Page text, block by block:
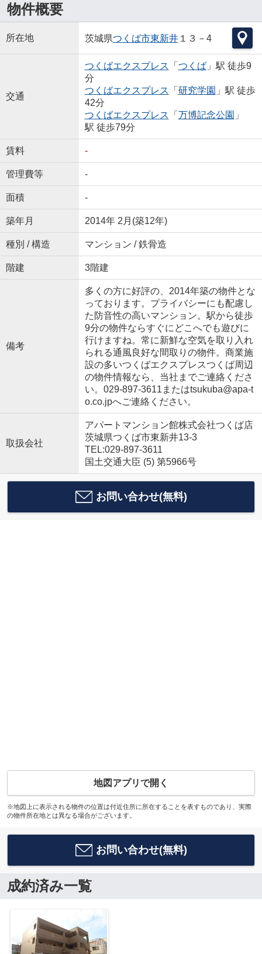
物件概要
所在地 茨城県つくば市東新井１３－4
交通
つくばエクスプレス 「 つくば」駅 徒歩9
分
つくばエクスプレス 「 研究学園 」駅 徒歩
42分
つくばエクスプレス 「 万博記念公園 」
駅 徒歩79分
賃料 -
管理費等 -
面積 -
築年月 2014年 2月(築12年)
種別 / 構造 マンション / 鉄骨造
階建 3階建
備考
多くの方に好評の、2014年築の物件とな
っております。プライバシーにも配慮し
た防音性の高いマンション。駅から徒歩
9分の物件ならすぐにどこへでも遊びに
行けますね。常に新鮮な空気を取り入れ
られる通風良好な間取りの物件。商業施
設の多いつくばエクスプレスつくば周辺
の物件情報なら、当社までご連絡くださ
い。029-897-3611またはtsukuba@apa-t
o.co.jpへご連絡ください。
取扱会社
アパートマンション館株式会社つくば店
茨城県つくば市東新井13-3
TEL:029-897-3611
国土交通大臣 (5) 第5966号
お問い合わせ(無料)
地図アプリで開く
※地図上に表示される物件の位置は付近住所に所在することを表すものであり、実際
の物件所在地とは異なる場合がございます。
お問い合わせ(無料)
成約済み一覧